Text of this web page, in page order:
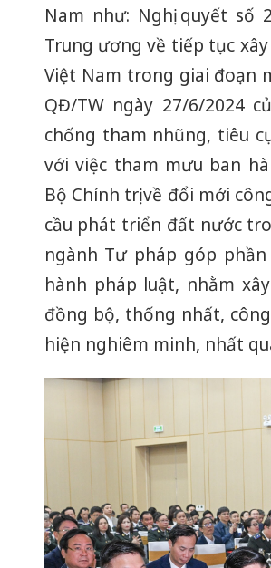
Nam như: Nghị quyết số
Trung ương về tiếp tục
Việt Nam trong giai đoạn
QĐ/TW ngày 27/6/2024
chống tham nhũng, tiêu
với việc tham mưu ban
Bộ Chính trị về đổi mới
cầu phát triển đất nước
ngành Tư pháp góp
hành pháp luật, nhằm
đồng bộ, thống nhất,
hiện nghiêm minh, nhất